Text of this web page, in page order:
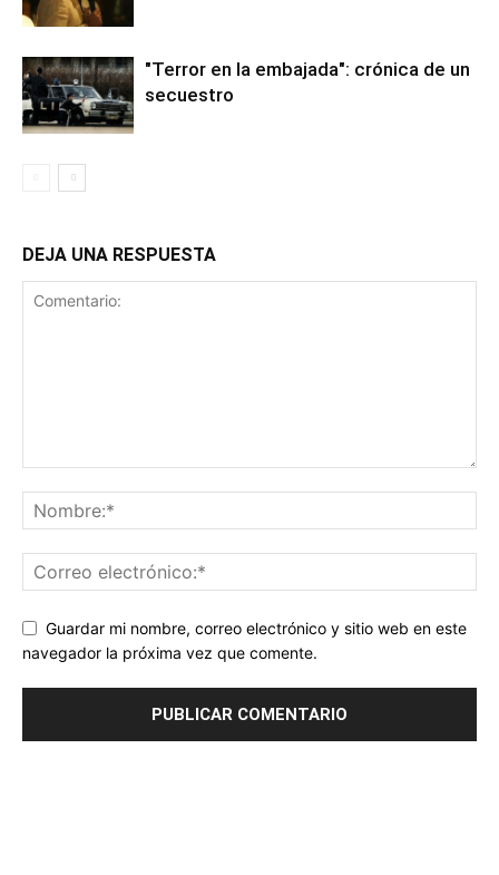
"Terror en la embajada": crónica de un
secuestro
DEJA UNA RESPUESTA
Guardar mi nombre, correo electrónico y sitio web en este
navegador la próxima vez que comente.